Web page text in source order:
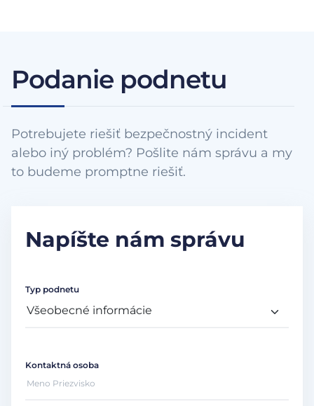
Podanie podnetu
Potrebujete riešiť bezpečnostný incident
alebo iný problém? Pošlite nám správu a my
to budeme promptne riešiť.
Napíšte nám správu
Typ podnetu
Kontaktná osoba